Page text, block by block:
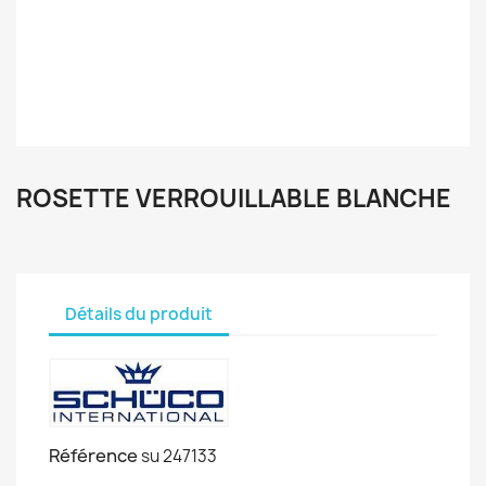
ROSETTE VERROUILLABLE BLANCHE
Détails du produit
Référencesu 247133